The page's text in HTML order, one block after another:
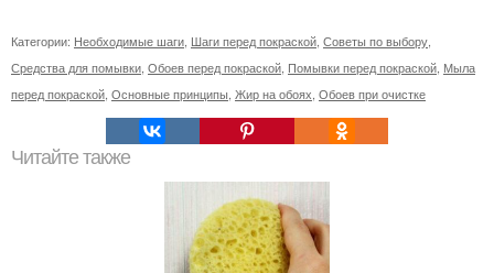
Категории: Необходимые шаги, Шаги перед покраской, Советы по выбору,
Средства для помывки, Обоев перед покраской, Помывки перед покраской, Мыла
перед покраской, Основные принципы, Жир на обоях, Обоев при очистке
Читайте также